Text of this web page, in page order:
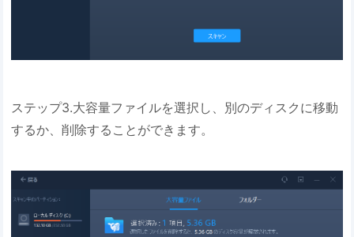
ステップ3.大容量ファイルを選択し、別のディスクに移動
するか、削除することができます。